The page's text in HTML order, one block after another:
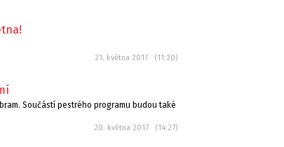
21. května 2017 (11:20)
Součástí pestrého programu budou také
20. května 2017 (14:27)